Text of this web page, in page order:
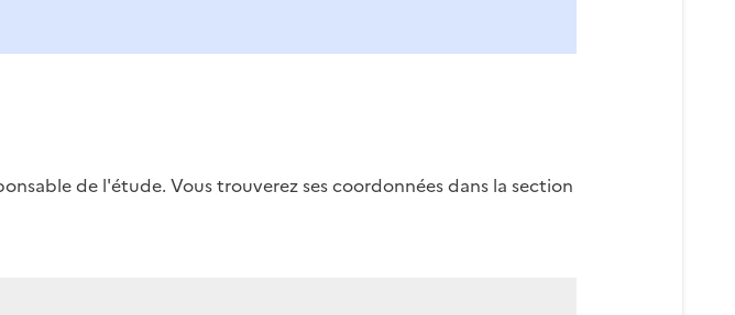
de l'étude. Vous trouverez ses coordonnées dans la section